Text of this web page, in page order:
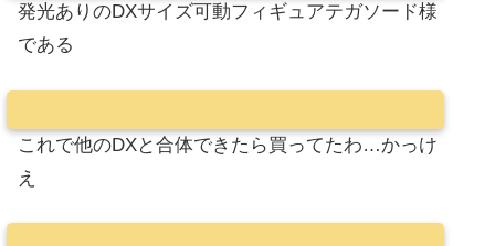
発光ありのDXサイズ可動フィギュアテガソード様
である
これで他のDXと合体できたら買ってたわ…かっけ
え